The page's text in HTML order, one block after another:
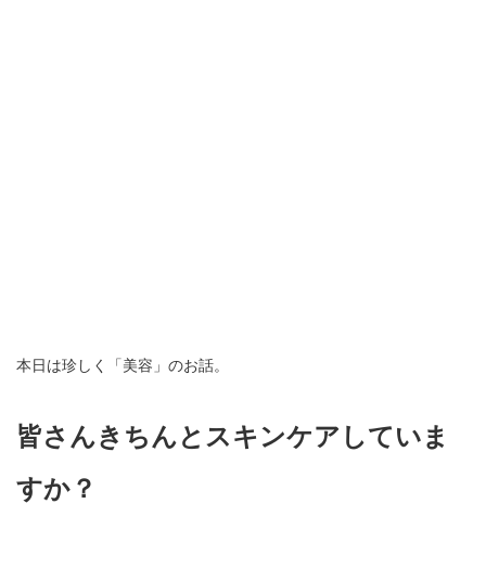
本日は珍しく「美容」のお話。
皆さんきちんとスキンケアしていま
すか？